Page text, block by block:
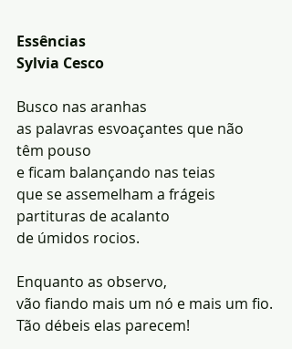
Essências
Sylvia Cesco
Busco nas aranhas
as palavras esvoaçantes que não
têm pouso
e ficam balançando nas teias
que se assemelham a frágeis
partituras de acalanto
de úmidos rocios.
Enquanto as observo,
vão fiando mais um nó e mais um fio.
Tão débeis elas parecem!